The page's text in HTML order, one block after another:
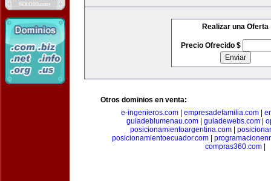
Realizar una Oferta
Precio Ofrecido $
Otros dominios en venta:
e-ingenieros.com
empresadefamilia.com
guiadeblumenau.com| guiadewebs.com|
posicionamientoargentina.com|
posicionamientoecuador.com
compras360.com